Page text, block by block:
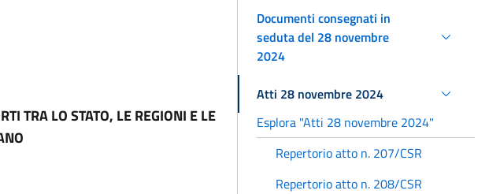
TRA LO STATO, LE REGIONI E LE
Documenti consegnati in
seduta del 28 novembre
2024
Atti 28 novembre 2024
Esplora "Atti 28 novembre 2024"
Repertorio atto n. 207/CSR
Repertorio atto n. 208/CSR